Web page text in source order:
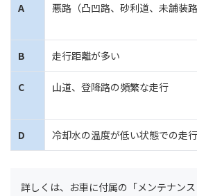
A 悪路（凸凹路、砂利道、未舗装
B 走行距離が多い
C 山道、登降路の頻繁な走行
D 冷却水の温度が低い状態での走行
詳しくは、お車に付属の「メンテナン